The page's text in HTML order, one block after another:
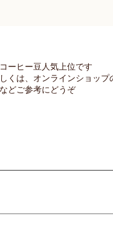
ーヒー豆人気上位です
くは、オンラインショッ
どご参考にどうぞ